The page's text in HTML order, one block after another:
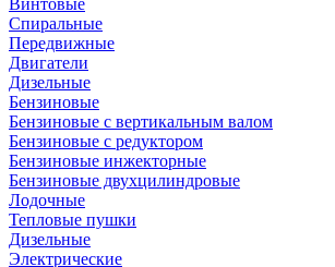
Винтовые
Спиральные
Передвижные
Двигатели
Дизельные
Бензиновые
Бензиновые с вертикальным валом
Бензиновые с редуктором
Бензиновые инжекторные
Бензиновые двухцилиндровые
Лодочные
Тепловые пушки
Дизельные
Электрические